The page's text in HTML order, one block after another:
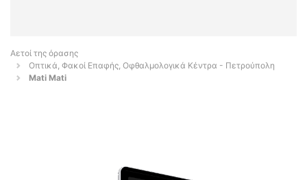
Αετοί της όρασης
Οπτικά, Φακοί Επαφής, Οφθαλμολογικά Κέντρα - Πετρούπολη
Mati Mati